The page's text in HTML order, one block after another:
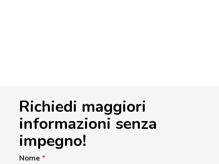
Richiedi maggiori
informazioni senza
impegno!
Nome *